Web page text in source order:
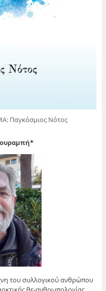
Παγκόσμιος Νότος
του συλλογικού ανθρώπου